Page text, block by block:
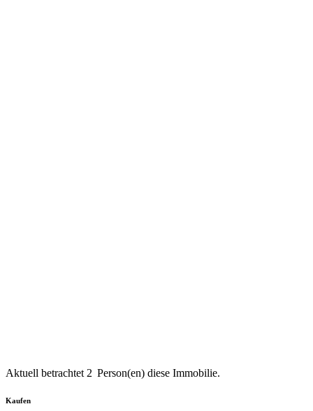
Aktuell betrachtet 2 Person(en) diese Immobilie.
Kaufen